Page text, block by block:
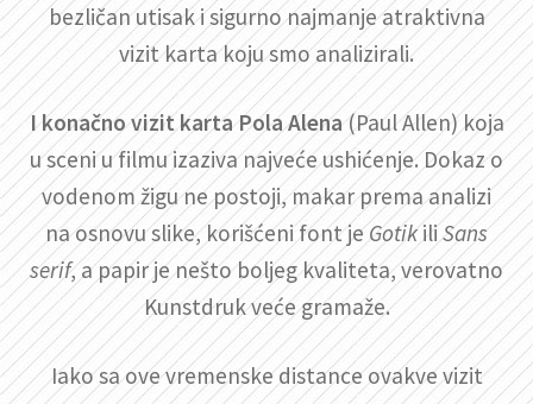
bezličan utisak i sigurno najmanje atraktivna
vizit karta koju smo analizirali.
I konačno vizit karta Pola Alena (Paul Allen) koja
u sceni u filmu izaziva najveće ushićenje. Dokaz o
vodenom žigu ne postoji, makar prema analizi
na osnovu slike, korišćeni font jeGotik iliSans
serif, a papir je nešto boljeg kvaliteta, verovatno
Kunstdruk veće gramaže.
Iako sa ove vremenske distance ovakve vizit